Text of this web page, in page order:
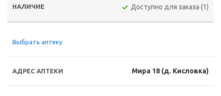
Доступно для заказа (1)
Выбрать аптеку
Мира 18 (д. Кисловка)